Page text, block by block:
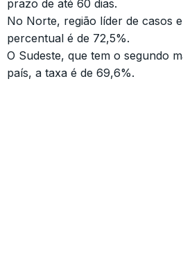
prazo de até 60 dias.
No Norte, região líder de casos
percentual é de 72,5%.
O Sudeste, que tem o segundo
país, a taxa é de 69,6%.